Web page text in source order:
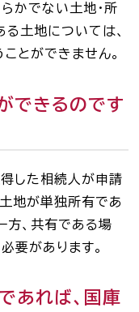
かでない土地・所
土地については、
とができません。
できるのです
した相続人が申請
地が単独所有であ
方、共有である場
要があります。
あれば、国庫